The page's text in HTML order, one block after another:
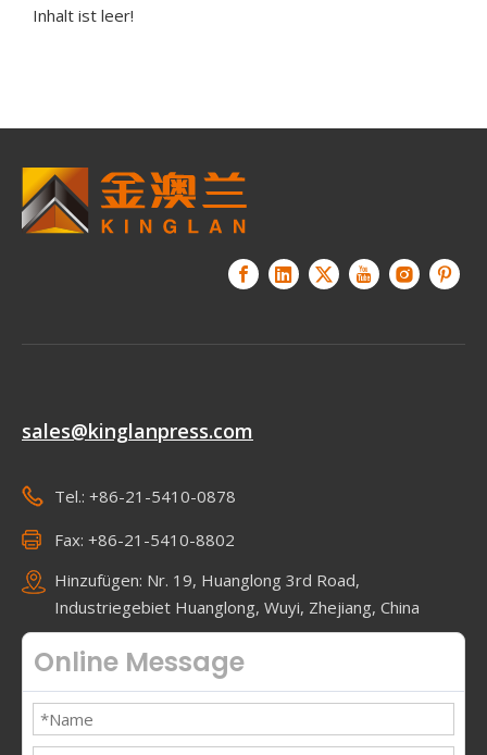
Inhalt ist leer!
sales@kinglanpress.com
Tel.: +86-21-5410-0878
Fax: +86-21-5410-8802
Hinzufügen: Nr. 19, Huanglong 3rd Road,
Industriegebiet Huanglong, Wuyi, Zhejiang, China
Online Message